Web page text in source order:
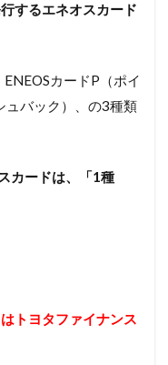
するエネオスカード
カードP（ポイ
ュバック）、の3種類
カードは、「1種
トヨタファイナンス